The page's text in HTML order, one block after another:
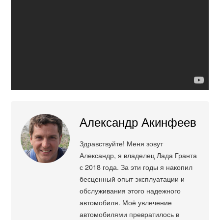
Александр Акинфеев
Здравствуйте! Меня зовут
Александр, я владелец Лада Гранта
с 2018 года. За эти годы я накопил
бесценный опыт эксплуатации и
обслуживания этого надежного
автомобиля. Моё увлечение
автомобилями превратилось в